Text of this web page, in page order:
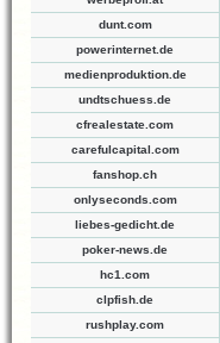
dunt.com
powerinternet.de
medienproduktion.de
undtschuess.de
cfrealestate.com
carefulcapital.com
fanshop.ch
onlyseconds.com
liebes-gedicht.de
poker-news.de
hc1.com
clpfish.de
rushplay.com